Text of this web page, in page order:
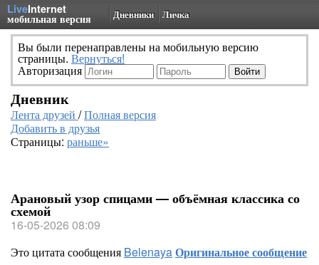
LiveInternet
мобильная версия Дневники Личка
Вы были перенаправлены на мобильную версию
страницы. Вернуться!
Авторизация
Дневник
Лента друзей /Полная версия
Добавить в друзья
Страницы: раньше»
Арановый узор спицами — объёмная классика со
схемой
16-05-2026 08:09
Это цитата сообщения BelenayaОригинальное сообщение